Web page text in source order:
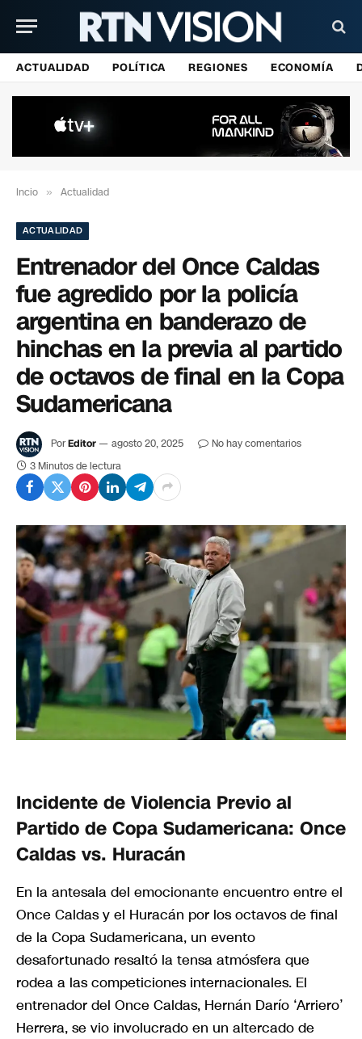
ACTUALIDAD POLÍTICA REGIONES ECONOMÍA
Incio » Actualidad
ACTUALIDAD
Entrenador del Once Caldas
fue agredido por la policía
argentina en banderazo de
hinchas en la previa al partido
de octavos de final en la Copa
Sudamericana
PorEditor agosto 20, 2025
No hay comentarios
3 Minutos de lectura
Incidente de Violencia Previo al
Partido de Copa Sudamericana: Once
Caldas vs. Huracán
En la antesala del emocionante encuentro entre el
Once Caldas y el Huracán por los octavos de final
de la Copa Sudamericana, un evento
desafortunado resaltó la tensa atmósfera que
rodea a las competiciones internacionales. El
entrenador del Once Caldas, Hernán Darío ‘Arriero’
Herrera, se vio involucrado en un altercado de